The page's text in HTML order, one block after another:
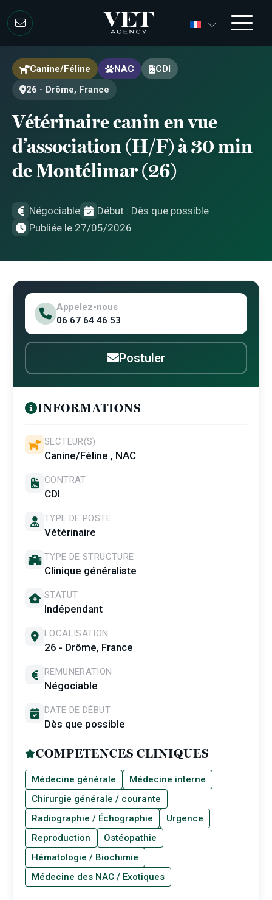
Canine/Féline NAC
CDI
26 - Drôme, France
Vétérinaire canin en vue
d’association (H/F) à 30 min
de Montélimar (26)
Négociable
Début : Dès que possible
Publiée le 27/05/2026
Appelez-nous
06 67 64 46 53
Postuler
INFORMATIONS
SECTEUR(S)
Canine/Féline , NAC
CONTRAT
CDI
TYPE DE POSTE
Vétérinaire
TYPE DE STRUCTURE
Clinique généraliste
STATUT
Indépendant
LOCALISATION
26 - Drôme, France
REMUNERATION
Négociable
DATE DE DÉBUT
Dès que possible
COMPETENCES CLINIQUES
Médecine générale
Médecine interne
Chirurgie générale / courante
Radiographie / Échographie
Urgence
Reproduction
Ostéopathie
Hématologie / Biochimie
Médecine des NAC / Exotiques